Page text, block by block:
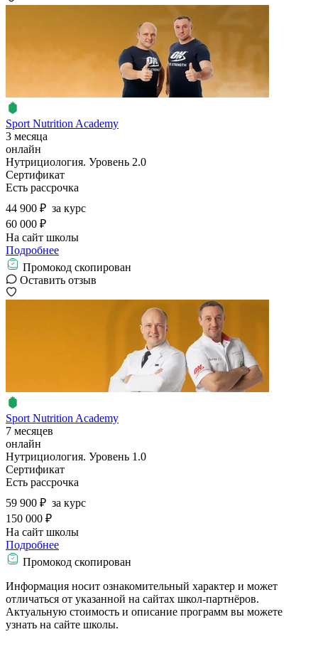
Sport Nutrition Academy
3 месяца
онлайн
Нутрициология. Уровень 2.0
Сертификат
Есть рассрочка
44 900 ₽ за курс
60 000 ₽
На сайт школы
Подробнее
Промокод скопирован
Оставить отзыв
Sport Nutrition Academy
7 месяцев
онлайн
Нутрициология. Уровень 1.0
Сертификат
Есть рассрочка
59 900 ₽ за курс
150 000 ₽
На сайт школы
Подробнее
Промокод скопирован
Информация носит ознакомительный характер и может
отличаться от указанной на сайтах школ-партнёров.
Актуальную стоимость и описание программ вы можете
узнать на сайте школы.